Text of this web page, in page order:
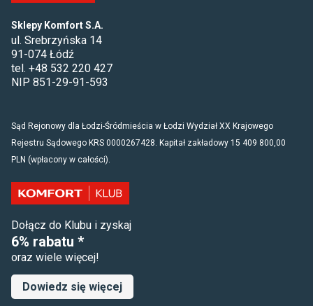
Sklepy Komfort S.A.
ul. Srebrzyńska 14
91-074 Łódź
tel. +48 532 220 427
NIP 851-29-91-593
Sąd Rejonowy dla Łodzi-Śródmieścia w Łodzi Wydział XX Krajowego
Rejestru Sądowego KRS 0000267428. Kapitał zakładowy 15 409 800,00
PLN (wpłacony w całości).
Dołącz do Klubu i zyskaj
6% rabatu *
oraz wiele więcej!
Dowiedz się więcej